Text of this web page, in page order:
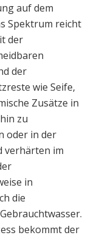
auf dem
Spektrum reicht
der
der
wie Seife,
Zusätze in
zu
oder in der
verhärten im
in
die
bekommt der